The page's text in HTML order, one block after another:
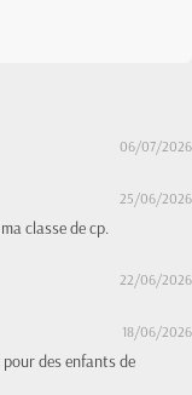
06/07/2026
25/06/2026
classe de cp.
22/06/2026
18/06/2026
des enfants de